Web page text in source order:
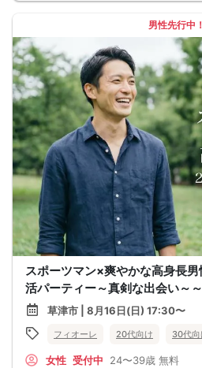
男性先行中！
スポーツマン×爽やかな高身長
活パーティー～真剣な出会い～
草津市 | 8月16日(日) 17:30〜
フィオーレ 20代向け 30代向
女性 受付中 24〜39歳 無料